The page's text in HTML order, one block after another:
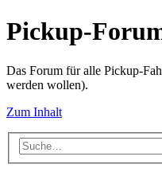
Pickup-
Das Forum für alle Pickup-
werden wollen).
Zum Inhalt